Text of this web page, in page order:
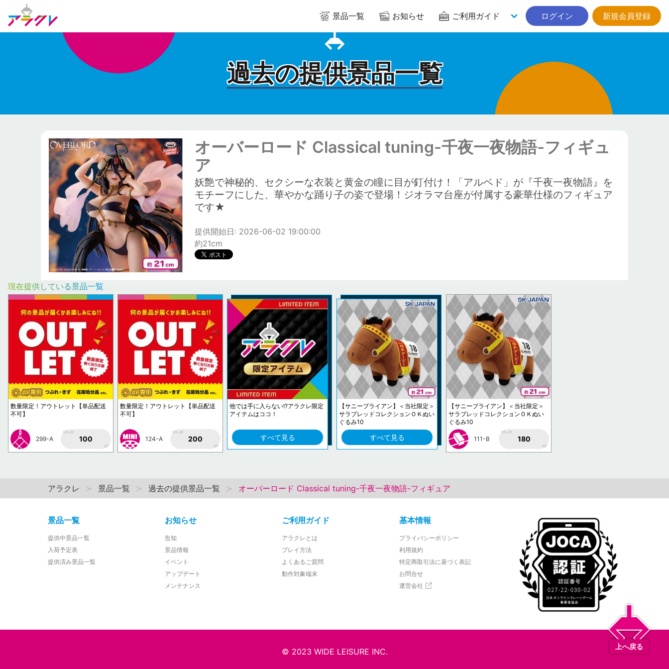
景品一覧 お知らせ ご利用ガイド ログイン 新規会員登録
過去の提供景品一覧
オーバーロード Classical tuning-千夜一夜物語-フィギュ
ア
妖艶で神秘的、セクシーな衣装と黄金の瞳に目が釘付け！「アルベド」が『千夜一夜物語』を
モチーフにした、華やかな踊り子の姿で登場！ジオラマ台座が付属する豪華仕様のフィギュア
です★
提供開始日: 2026-06-02 19:00:00
約21cm
現在提供している景品一覧
数量限定！アウトレット【単品配送
不可】
299-A
1PLAY
100
AP
数量限定！アウトレット【単品配送
不可】
124-A
1PLAY
200
AP
他では手に入らない!?アラクレ限定
アイテムはココ！
すべて見る
【サニーブライアン】＜当社限定＞
サラブレッドコレクションＯＫぬい
ぐるみ10
すべて見る
【サニーブライアン】＜当社限定＞
サラブレッドコレクションＯＫぬい
ぐるみ10
111-B
1PLAY
180
AP
アラクレ 景品一覧 過去の提供景品一覧 オーバーロード Classical tuning-千夜一夜物語-フィギュア
景品一覧
提供中景品一覧
入荷予定表
提供済み景品一覧
お知らせ
告知
景品情報
イベント
アップデート
メンテナンス
ご利用ガイド
アラクレとは
プレイ方法
よくあるご質問
動作対象端末
基本情報
プライバシーポリシー
利用規約
特定商取引法に基づく表記
お問合せ
運営会社
© 2023 WIDE LEISURE INC.
上へ戻る